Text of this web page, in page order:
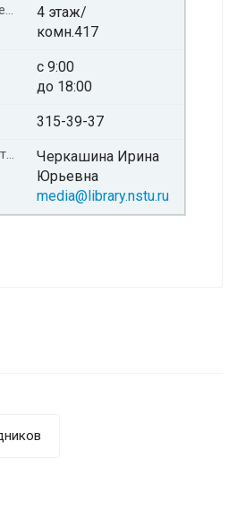
4 этаж/
комн.417
Корпус "Библиотека" Этаж/ комната
с 9:00
до 18:00
315-39-37
Черкашина Ирина
Юрьевна
media@library.nstu.ru
ФИО/адрес электронной почты